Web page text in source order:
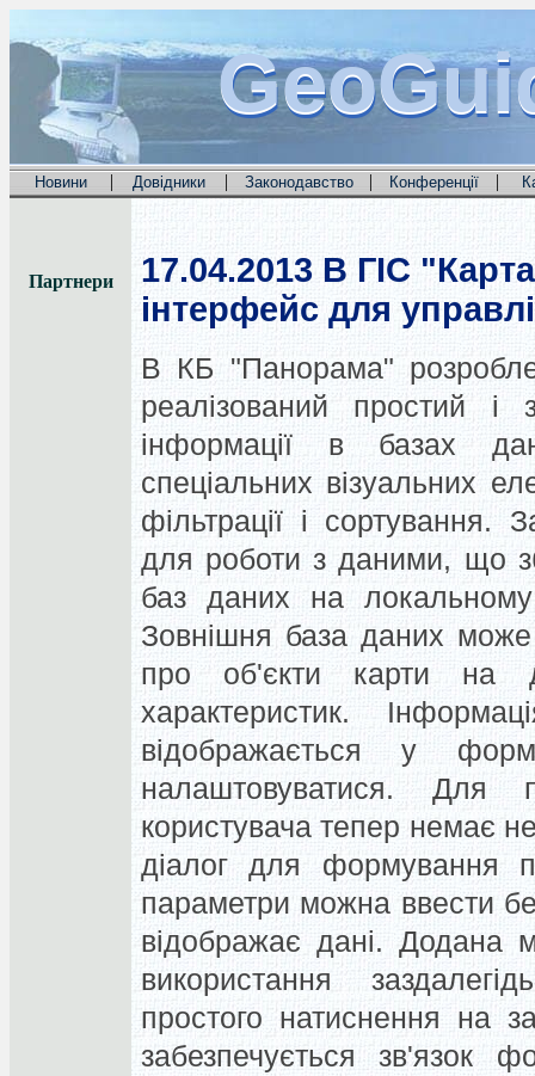
Новини | Довідники | Законодавство | Конференції |
Партнери 17.04.2013 В ГІС
інтерфейс для
В КБ "Панорама"
реалізований простий
інформації в базах
спеціальних візуальних
фільтрації і
для роботи з даними, що
баз даних на
Зовнішня база даних може
про об'єкти карти на
характеристик.
відображається у
налаштовуватися. Для
користувача тепер немає
діалог для формування
параметри можна ввести
відображає дані. Додана
використання
простого натиснення на
забезпечується зв'язок